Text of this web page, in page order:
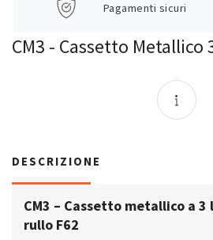
Pagamenti sicuri
CM3 - Cassetto Metallico
DESCRIZIONE
CM3 – Cassetto metallico a
rullo F62